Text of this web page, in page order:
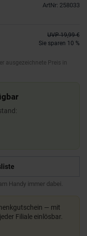
ArtNr: 258033
UVP 19,99 €
Sie sparen 10 %
ausgezeichnete Preis in
Handy immer dabei.
— mit
Filiale einlösbar.